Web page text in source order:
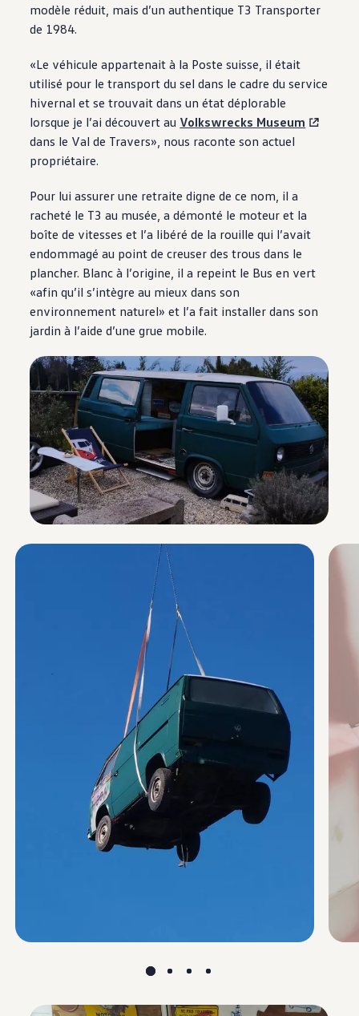
modèle réduit, mais d’un authentique T3 Transporter
de 1984.
«Le véhicule appartenait à la Poste suisse, il était
utilisé pour le transport du sel dans le cadre du service
hivernal et se trouvait dans un état déplorable
lorsque je l’ai découvert au Volkswrecks Museum
dans le Val de Travers», nous raconte son actuel
propriétaire.
Pour lui assurer une retraite digne de ce nom, il a
racheté le T3 au musée, a démonté le moteur et la
boîte de vitesses et l’a libéré de la rouille qui l’avait
endommagé au point de creuser des trous dans le
plancher. Blanc à l’origine, il a repeint le Bus en vert
«afin qu’il s’intègre au mieux dans son
environnement naturel» et l’a fait installer dans son
jardin à l’aide d’une grue mobile.